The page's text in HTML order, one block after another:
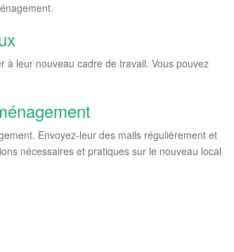
à leur nouveau cadre de travail. Vous pouvez
Envoyez-leur des mails régulièrement et
nécessaires et pratiques sur le nouveau local